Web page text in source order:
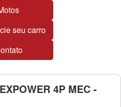
seu carro
4P MEC -